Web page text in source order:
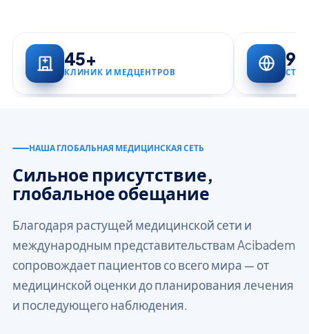
45+
КЛИНИК И МЕДЦЕНТРОВ
НАША ГЛОБАЛЬНАЯ МЕДИЦИНСКАЯ СЕТЬ
Сильное присутствие,
глобальное обещание
Благодаря растущей медицинской сети и
международным представительствам Acibadem
сопровождает пациентов со всего мира — от
медицинской оценки до планирования лечения
и последующего наблюдения.